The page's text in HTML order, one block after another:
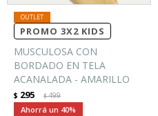
PROMO 3X2 KIDS
MUSCULOSA CON
BORDADO EN TELA
ACANALADA - AMARILLO
$ 295 $499
40